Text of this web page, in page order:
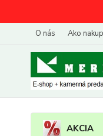
O nás Ako
AKCIA